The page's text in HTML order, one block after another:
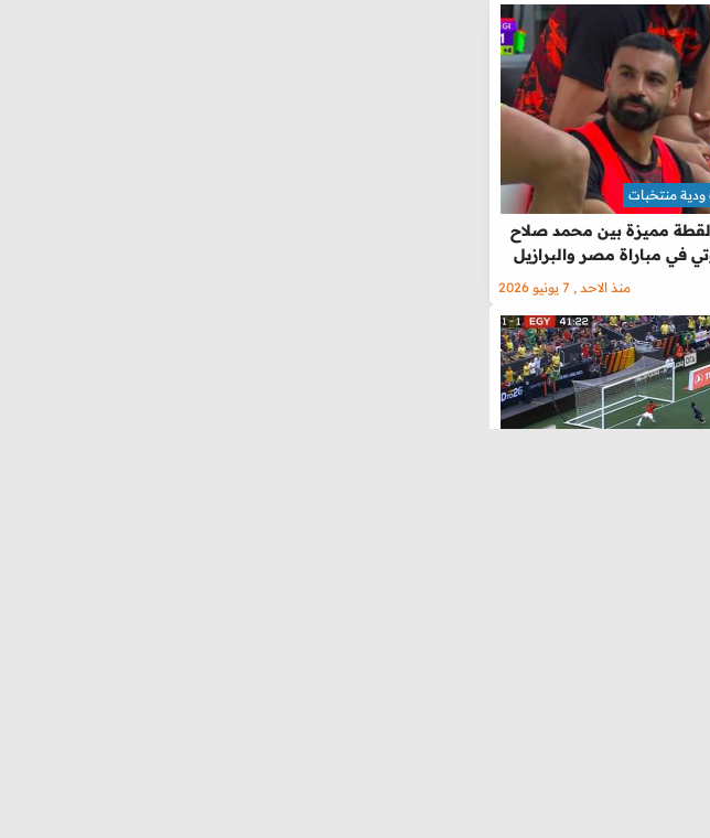
لقطة مميزة بين محمد صلاح
في مباراة مصر والبرازيل
ودية منتخبات
منذ الاحد , 7 يونيو 2026